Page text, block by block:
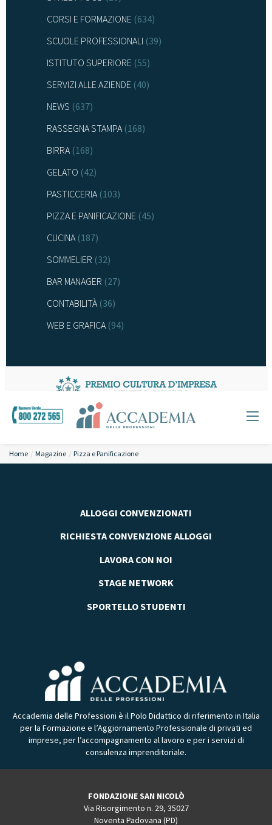
Home Magazine Pizza e Panificazione
CORSI E FORMAZIONE (634)
SCUOLE PROFESSIONALI (39)
ISTITUTO SUPERIORE (55)
SERVIZI ALLE AZIENDE (40)
NEWS (637)
RASSEGNA STAMPA(168)
BIRRA(168)
GELATO (42)
PASTICCERIA(103)
PIZZA E PANIFICAZIONE (45)
CUCINA(187)
SOMMELIER (32)
BAR MANAGER (27)
CONTABILITÀ(36)
WEB E GRAFICA(94)
ALLOGGI CONVENZIONATI
RICHIESTA CONVENZIONE ALLOGGI
LAVORA CON NOI
STAGE NETWORK
SPORTELLO STUDENTI
Accademia delle Professioni è il Polo Didattico di riferimento in Italia
per la Formazione e l’Aggiornamento Professionale di privati ed
imprese, per l’accompagnamento al lavoro e per i servizi di
consulenza imprenditoriale.
FONDAZIONE SAN NICOLÒ
Via Risorgimento n. 29, 35027
Noventa Padovana (PD)